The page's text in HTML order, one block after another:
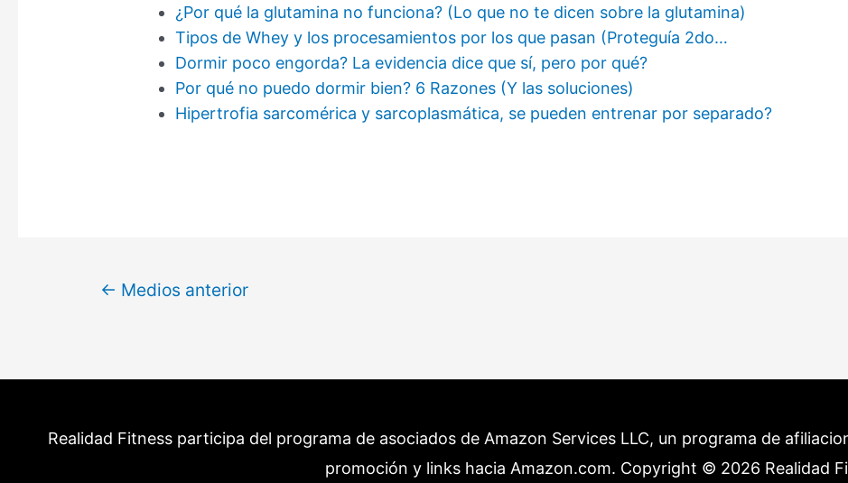
¿Por qué la glutamina no funciona? (Lo que no te dicen sobre la glutamina)
Tipos de Whey y los procesamientos por los que pasan (Proteguía 2do…
Dormir poco engorda? La evidencia dice que sí, pero por qué?
Por qué no puedo dormir bien? 6 Razones (Y las soluciones)
Hipertrofia sarcomérica y sarcoplasmática, se pueden entrenar por separado?
Navegación
← Medios anterior
Realidad Fitness participa del programa de asociados de Amazon Services LLC, un programa de
promoción y links hacia Amazon.com. Copyright © 2026 Realidad